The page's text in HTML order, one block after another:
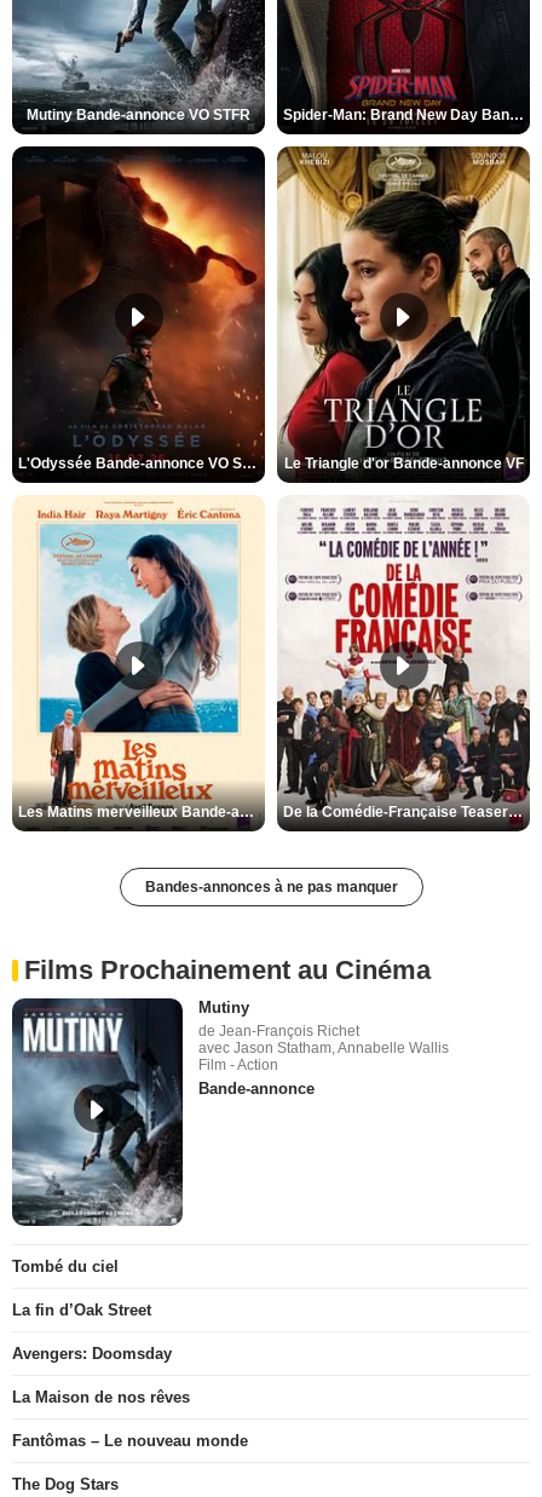
Mutiny Bande-annonce VO STFR Spider-Man: Brand New Day Bande-annonce VO STFR
L'Odyssée Bande-annonce VO STFR Le Triangle d'or Bande-annonce VF
Les Matins merveilleux Bande-annonce VF De la Comédie-Française Teaser VF
Bandes-annonces à ne pas manquer
Films Prochainement au Cinéma
Mutiny
de Jean-François Richet
avec Jason Statham, Annabelle Wallis
Film - Action
Bande-annonce
Tombé du ciel
La fin d’Oak Street
Avengers: Doomsday
La Maison de nos rêves
Fantômas – Le nouveau monde
The Dog Stars